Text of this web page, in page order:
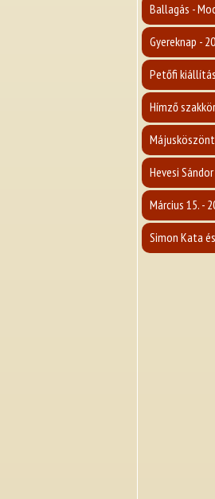
Gyereknap -
Petőfi
Március 15. -